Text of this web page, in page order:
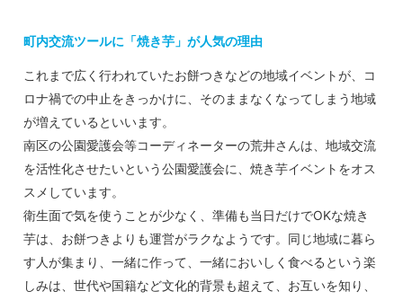
町内交流ツールに「焼き芋」が人気の理由
これまで広く行われていたお餅つきなどの地域イベントが、コ
ロナ禍での中止をきっかけに、そのままなくなってしまう地域
が増えているといいます。
南区の公園愛護会等コーディネーターの荒井さんは、地域交流
を活性化させたいという公園愛護会に、焼き芋イベントをオス
スメしています。
衛生面で気を使うことが少なく、準備も当日だけでOKな焼き
芋は、お餅つきよりも運営がラクなようです。同じ地域に暮ら
す人が集まり、一緒に作って、一緒においしく食べるという楽
しみは、世代や国籍など文化的背景も超えて、お互いを知り、